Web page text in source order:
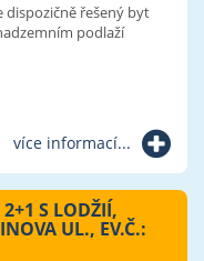
řešený byt
podlaží
více informací...
S LODŽIÍ,
UL., EV.Č.: